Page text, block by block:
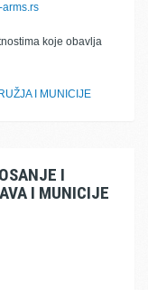
arms.rs
koje obavlja
I MUNICIJE
I
I MUNICIJE